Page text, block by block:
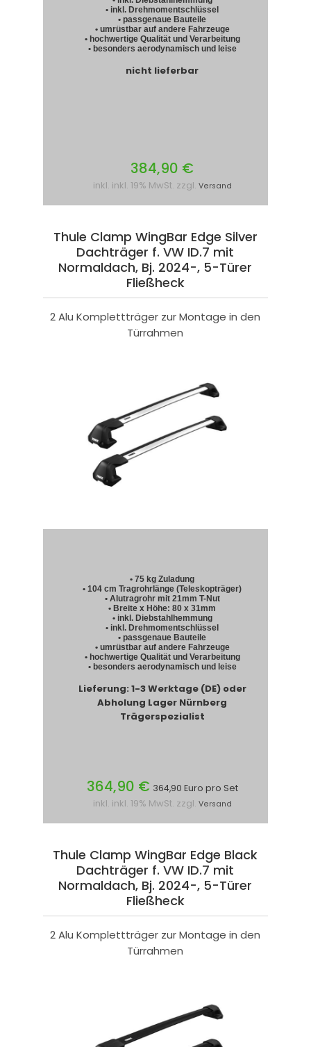
• inkl. Drehmomentschlüssel
• passgenaue Bauteile
• umrüstbar auf andere Fahrzeuge
• hochwertige Qualität und Verarbeitung
• besonders aerodynamisch und leise
nicht lieferbar
384,90 €
inkl. inkl. 19% MwSt. zzgl. Versand
Thule Clamp WingBar Edge Silver
Dachträger f. VW ID.7 mit
Normaldach, Bj. 2024-, 5-Türer
Fließheck
2 Alu Komplettträger zur Montage in den
Türrahmen
• 75 kg Zuladung
• 104 cm Tragrohrlänge (Teleskopträger)
• Alutragrohr mit 21mm T-Nut
• Breite x Höhe: 80 x 31mm
• inkl. Diebstahlhemmung
• inkl. Drehmomentschlüssel
• passgenaue Bauteile
• umrüstbar auf andere Fahrzeuge
• hochwertige Qualität und Verarbeitung
• besonders aerodynamisch und leise
Lieferung: 1-3 Werktage (DE) oder
Abholung Lager Nürnberg
Trägerspezialist
364,90 € 364,90 Euro pro Set
inkl. inkl. 19% MwSt. zzgl. Versand
Thule Clamp WingBar Edge Black
Dachträger f. VW ID.7 mit
Normaldach, Bj. 2024-, 5-Türer
Fließheck
2 Alu Komplettträger zur Montage in den
Türrahmen